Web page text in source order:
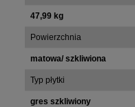
47,99 kg
Powierzchnia
matowa/ szkliwiona
Typ płytki
gres szkliwiony